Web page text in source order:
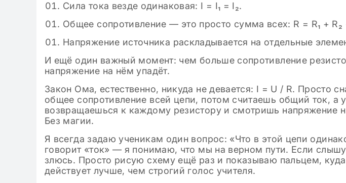
Сила тока везде одинаковая: I = I₁ = I₂.
Общее сопротивление — это просто сумма всех: R = R₁ +
Напряжение источника раскладывается на отдельные
И ещё один важный момент: чем больше сопротивление
напряжение на нём упадёт.
Закон Ома, естественно, никуда не девается: I = U / R. Просто
общее сопротивление всей цепи, потом считаешь общий ток, а
возвращаешься к каждому резистору и смотришь напряжение
Без магии.
Я всегда задаю ученикам один вопрос: «Что в этой цепи
говорит «ток» — я понимаю, что мы на верном пути. Если
злюсь. Просто рисую схему ещё раз и показываю пальцем, куда
действует лучше, чем строгий голос учителя.